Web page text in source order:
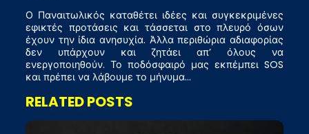
Ο Παναιτωλικός καταθέτει ιδέες και συγκεκριμένες
εφικτές προτάσεις και τάσσεται στο πλευρό όσων
έχουν την ίδια ανησυχία. Άλλα περιθώρια αδιαφορίας
δεν υπάρχουν και ζητάει απ’ όλους να
ενεργοποιηθούν. Το ποδόσφαιρό μας εκπέμπει SOS
και πρέπει να λάβουμε το μήνυμα…
RELATED POSTS